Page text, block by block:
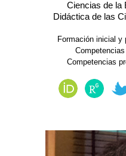
Ciencias de la
Didáctica de las
Formación inicial y
Competencias